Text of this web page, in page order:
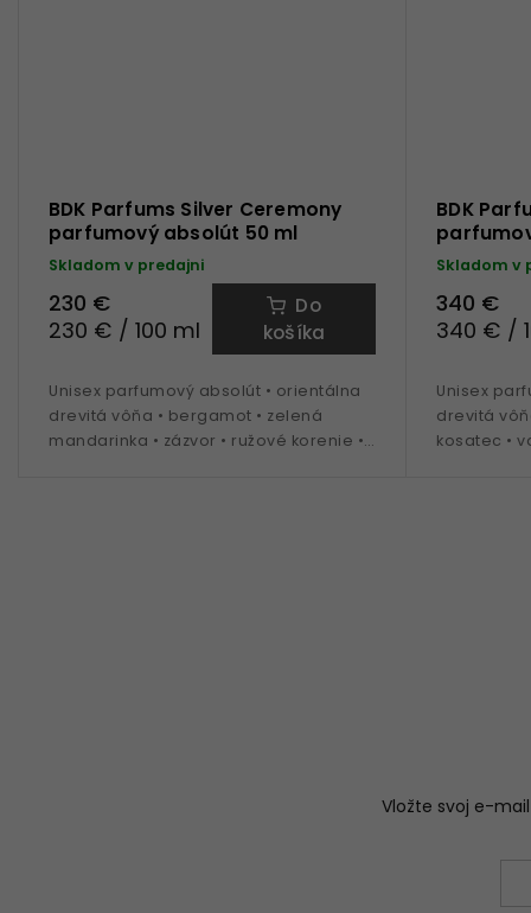
BDK Parfums Silver Ceremony
parfumový absolút 50 ml
Skladom v predajni
230 €
230 € / 100 ml
Do
košíka
Unisex parfumový absolút • orientálna
drevitá vôňa • bergamot • zelená
mandarinka • zázvor • ružové korenie •
BDK
Skladom v
340 €
340 € /
Unisex
drevitá
kosatec •
Vložte svoj e-